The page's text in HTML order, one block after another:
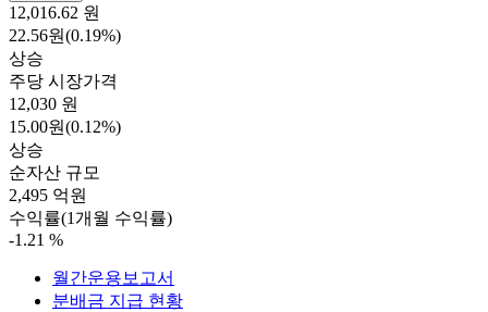
12,016.62 원
22.56원(0.19%)
상승
주당 시장가격
12,030 원
15.00원(0.12%)
상승
순자산 규모
2,495 억원
수익률(1개월 수익률)
-1.21 %
월간운용보고서
분배금 지급 현황